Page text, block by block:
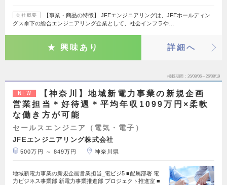
会社概要
【事業・商品の特徴】 JFEエンジニアリングは、JFEホールディン
グス傘下の総合エンジニアリング企業として、社会インフラや…
興味あり 詳細へ
掲載期間 26/08/06～26/08/19
NEW
【神奈川】地域新電力事業の新規企画
営業担当＊好待遇＊平均年収1099万円×柔軟
な働き方が可能
セールスエンジニア（電気・電子）
JFEエンジニアリング株式会社
500万円 ～ 849万円 神奈川県
地域新電力事業の新規企画営業担当_電ビジ5 ■配属部署 電
力ビジネス事業部 新電力事業推進部 プロジェクト推進室 ■